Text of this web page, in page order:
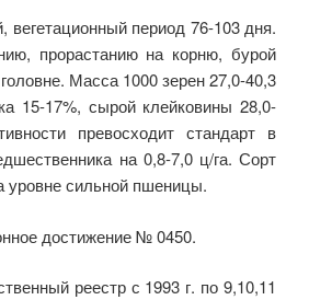
вегетационный период 76-103 дня.
прорастанию на корню, бурой
Масса 1000 зерен 27,0-40,3
15-17%, сы­рой клейковины 28,0-
превосходит стан­дарт в
на 0,8-7,0 ц/га. Сорт
уровне сильной пшеницы.
достижение № 0450.
реестр с 1993 г. по 9,10,11